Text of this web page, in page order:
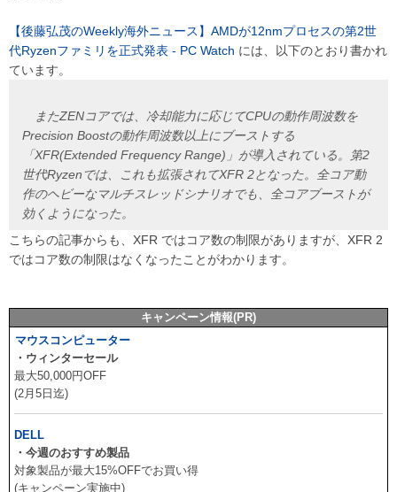
【後藤弘茂のWeekly海外ニュース】AMDが12nmプロセスの第2世
代Ryzenファミリを正式発表 - PC Watch には、以下のとおり書かれ
ています。
またZENコアでは、冷却能力に応じてCPUの動作周波数を
Precision Boostの動作周波数以上にブーストする
「XFR(Extended Frequency Range)」が導入されている。第2
世代Ryzenでは、これも拡張されてXFR 2となった。全コア動
作のヘビーなマルチスレッドシナリオでも、全コアブーストが
効くようになった。
こちらの記事からも、XFR ではコア数の制限がありますが、XFR 2
ではコア数の制限はなくなったことがわかります。
キャンペーン情報(PR)
マウスコンピューター
・ウィンターセール
最大50,000円OFF
(2月5日迄)
DELL
・今週のおすすめ製品
対象製品が最大15%OFFでお買い得
(キャンペーン実施中)